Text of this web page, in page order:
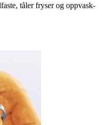
tåler fryser og oppvask­